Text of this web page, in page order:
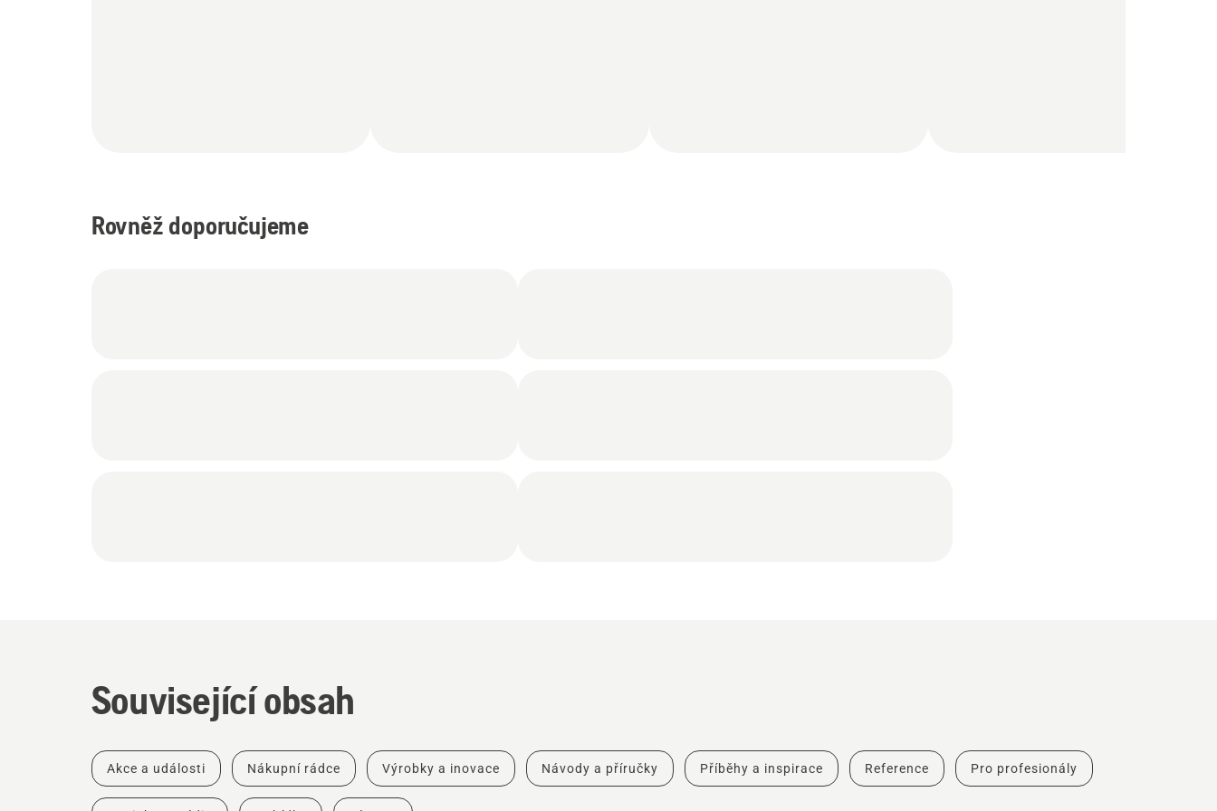
Rovněž doporučujeme
Související obsah
Akce a události Nákupní rádce Výrobky a inovace Návody a příručky Příběhy a inspirace Reference Pro profesionály